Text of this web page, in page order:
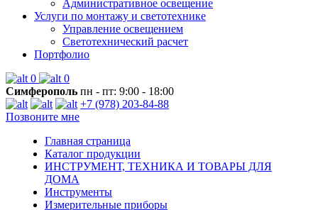
Административное освещение
Услуги по монтажу и светотехнике
Управление освещением
Светотехнический расчет
Портфолио
0
0
Симферополь пн - пт: 9:00 - 18:00
+7 (978) 203-84-88
Позвоните мне
Главная страница
Каталог продукции
ИНСТРУМЕНТ, ТЕХНИКА И ТОВАРЫ ДЛЯ
ДОМА
Инструменты
Измерительные приборы